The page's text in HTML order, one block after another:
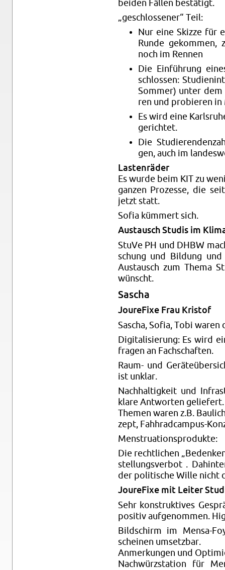
bei­den Fäl­len be­stä­tigt.
„ge­schlos­se­ner“ Teil:
Nur eine Skiz­ze für
Runde ge­kom­men,
noch im Ren­nen
Die Ein­füh­rung
schlos­sen:
Som­mer) unter
ren und pro­bie­ren in
Es wird eine
ge­rich­tet.
Die
gen, auch im
Las­ten­rä­der
Es wurde beim KIT zu
gan­zen Pro­zes­se, die
jetzt statt.
Sofia küm­mert sich.
Aus­tausch Stu­dis im
StuVe PH und DHBW
schung und Bil­dung
Aus­tausch zum Thema
wünscht.
Sa­scha
Jou­re­Fi­xe Frau Kris­tof
Sa­scha, Sofia, Tobi waren
Di­gi­ta­li­sie­rung: Es wird
fra­gen an Fach­schaf­ten.
Raum- und
ist un­klar.
Nach­hal­tig­keit und
klare Ant­wor­ten ge­lie­fert.
The­men waren z.B.
zept, Fahhr­ad­cam­pus-
Mens­trua­ti­ons­pro­duk­te:
Die recht­li­chen
stel­lungs­ver­bot .
der po­li­ti­sche Wille nicht
Jou­re­Fi­xe mit Lei­ter
Sehr kon­struk­ti­ves
po­si­tiv auf­ge­nom­men.
Bild­schirm im Men­sa-
schei­nen um­setz­bar.
An­mer­kun­gen und
Nach­würz­sta­ti­on für